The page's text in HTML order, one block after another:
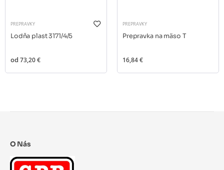
PREPRAVKY
Lodňa plast 3171/4/5
od 73,20 €
PREPRAVKY
Prepravka na mäso T
16,84 €
O Nás